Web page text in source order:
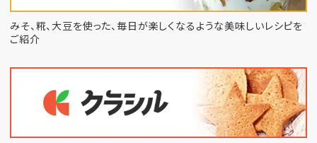
みそ、糀、大豆を使った、毎日が楽しくなるような美味しいレシピを
ご紹介